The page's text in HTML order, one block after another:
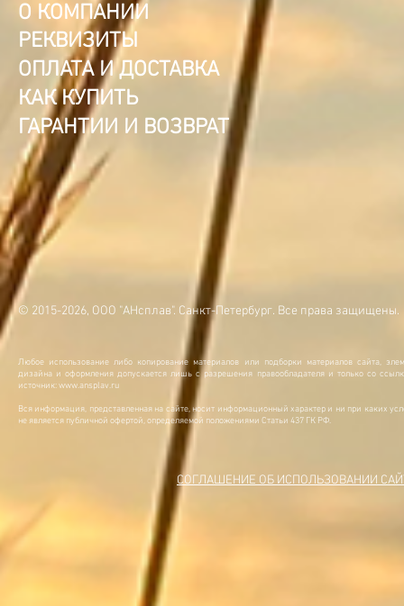
О КОМПАНИИ
РЕКВИЗИТЫ
ОПЛАТА И ДОСТАВКА
КАК КУПИТЬ
ГАРАНТИИ И ВОЗВРАТ
© 2015-2026, ООО "АНсплав". Санкт-Петербург. Все права защищены.
Любое использование либо копирование материалов или подборки материалов сайта,
дизайна и оформления допускается лишь с разрешения правообладателя и только со
источник:www.ansplav.ru
Вся информация, представленная на сайте, носит информационный характер и ни при каких
не является публичной офертой, определяемой положениями Статьи 437 ГК РФ.
СОГЛАШЕНИЕ ОБ ИСПОЛЬЗОВАНИИ